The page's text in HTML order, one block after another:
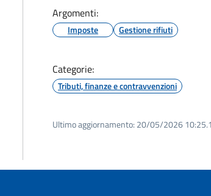
Argomenti:
Imposte Gestione rifiuti
Categorie:
Tributi, finanze e contravvenzioni
Ultimo aggiornamento: 20/05/2026